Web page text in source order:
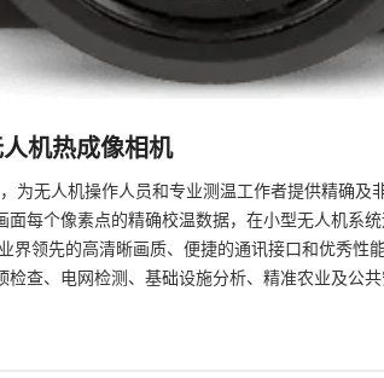
机热成像相机
为无人机操作人员和专业测温工作者提供精确及
每个像素点的精确校温数据，在小型无人机系
界领先的高清晰画质、便捷的通讯接口和优秀性
查、电网检测、基础设施分析、精准农业及公共